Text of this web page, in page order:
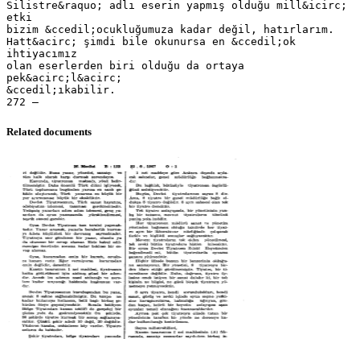
Silistre&raquo; adlı eserin yapmış olduğu mill&icirc;
etki
bizim &ccedil;ocukluğumuza kadar değil, hatırlarım.
Hatt&acirc; şimdi bile okunursa en &ccedil;ok
ihtiyacımız
olan eserlerden biri olduğu da ortaya
pek&acirc;l&acirc;
&ccedil;ıkabilir.
Related documents